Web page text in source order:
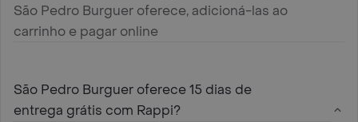
São Pedro Burguer oferece, adicioná-las ao
carrinho e pagar online
São Pedro Burguer oferece 15 dias de
entrega grátis com Rappi?